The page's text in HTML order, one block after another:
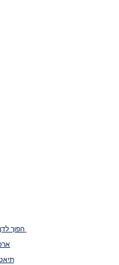
הפוך